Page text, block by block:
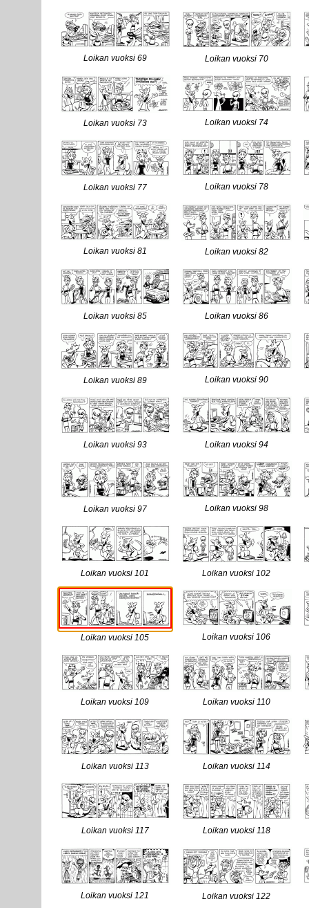
Loikan vuoksi 69 Loikan vuoksi 70
Loikan vuoksi 73 Loikan vuoksi 74
Loikan vuoksi 77 Loikan vuoksi 78
Loikan vuoksi 81 Loikan vuoksi 82
Loikan vuoksi 85 Loikan vuoksi 86
Loikan vuoksi 89 Loikan vuoksi 90
Loikan vuoksi 93 Loikan vuoksi 94
Loikan vuoksi 97 Loikan vuoksi 98
Loikan vuoksi 101 Loikan vuoksi 102
Loikan vuoksi 105 Loikan vuoksi 106
Loikan vuoksi 109 Loikan vuoksi 110
Loikan vuoksi 113 Loikan vuoksi 114
Loikan vuoksi 117 Loikan vuoksi 118
Loikan vuoksi 121 Loikan vuoksi 122